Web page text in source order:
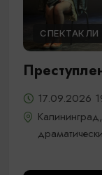
СПЕКТАКЛИ
17.09.2026